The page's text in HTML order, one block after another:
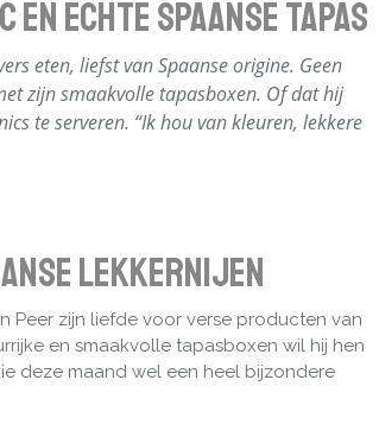
echte Spaanse Tapas
eten, liefst van Spaanse origine. Geen
zijn smaakvolle tapasboxen. Of dat hij
te serveren. “Ik hou van kleuren, lekkere
lekkernijen
Peer zijn liefde voor verse producten van
en smaakvolle tapasboxen wil hij hen
deze maand wel een heel bijzondere